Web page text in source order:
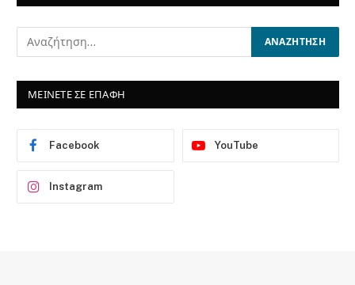
ΜΕΙΝΕΤΕ ΣΕ ΕΠΑΦΗ
Facebook YouTube
Instagram